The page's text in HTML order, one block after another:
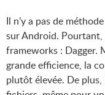
Il n’y a pas de
sur Android.
frameworks : Dagger.
grande efficience, la
plutôt élevée. De